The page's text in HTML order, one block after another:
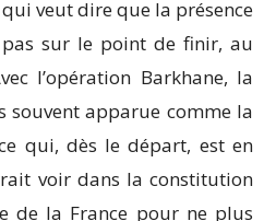
qui veut dire que la présence
pas sur le point de finir, au
l’opération Barkhane, la
souvent apparue comme la
qui, dès le départ, est en
voir dans la constitution
de la France pour ne plus